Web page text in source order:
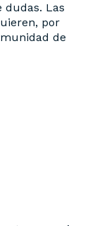
dudas. Las
por
de